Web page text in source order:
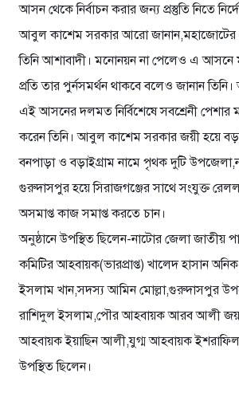
আসন থেকে নির্বাচন করার জন্য প্রস্তুতি নিতে
আবুল কাশেম সরকার আরো জানান,মহাজোটের
তিনি আশাবাদী। মনোনয়ন না পেলেও এ আসনে
প্রতি তার পুর্নসমর্থন থাকবে বলেও জানান তিনি।
এই আসনের দলমত নির্বিশেষে সবশ্রেনী পেশার
করেন তিনি। আবুল কাশেম সরকার জয়ী হয়ে
বনপাড়া ও বড়াইগ্রাম নামে পৃথক দুটি
গুরুদাসপুর হয়ে সিরাজগঞ্জের সাথে সংযুক্ত
অসমাপ্ত কাজ সমাপ্ত করতে চান।
অনুষ্ঠানে উপস্থিত ছিলেন-নাটোর জেলা জাতীয়
কমিটির আহবায়ক(ভারপ্রাপ্ত) খালেদ হাসান
ইসলাম খান,সদস্য আমিন মোল্লা,গুরুদাসপুর
রাশিদুল ইসলাম,পৌর আহবায়ক আরব আলী
আহবায়ক ইয়াছিন আলী,যুগ্ম আহবায়ক
উপস্থিত ছিলেন।